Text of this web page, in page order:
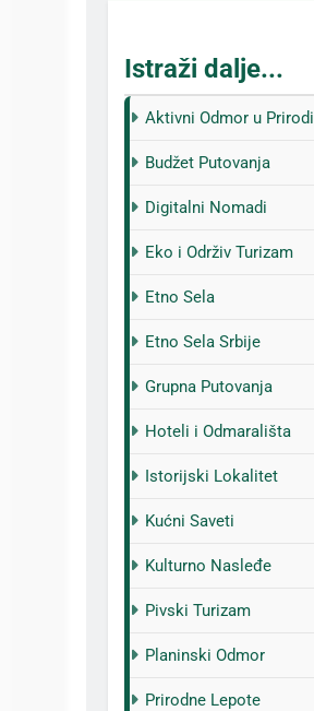
Istraži dalje...
Aktivni Odmor u Prirodi
Budžet Putovanja
Digitalni Nomadi
Eko i Održiv Turizam
Etno Sela
Etno Sela Srbije
Grupna Putovanja
Hoteli i Odmarališta
Istorijski Lokalitet
Kućni Saveti
Kulturno Nasleđe
Pivski Turizam
Planinski Odmor
Prirodne Lepote